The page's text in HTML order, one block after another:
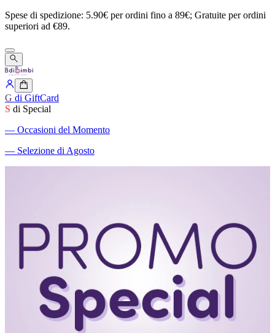
Spese di spedizione: 5.90€ perordini fino a 89€; Gratuite perordini
superiori ad €89.
G di GiftCard
S di Special
― Occasioni del Momento
― Selezione di Agosto